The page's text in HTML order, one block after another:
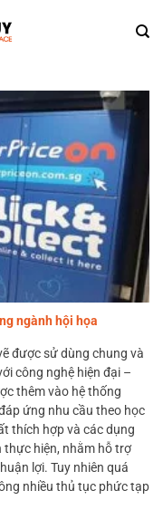
ngành hội họa
được sử dùng chung và
công nghệ hiện đại –
thêm vào hệ thống
ứng nhu cầu theo học
thích hợp và các dụng
thực hiện, nhằm hỗ trợ
lợi. Tuy nhiên quá
nhiều thủ tục phức tạp